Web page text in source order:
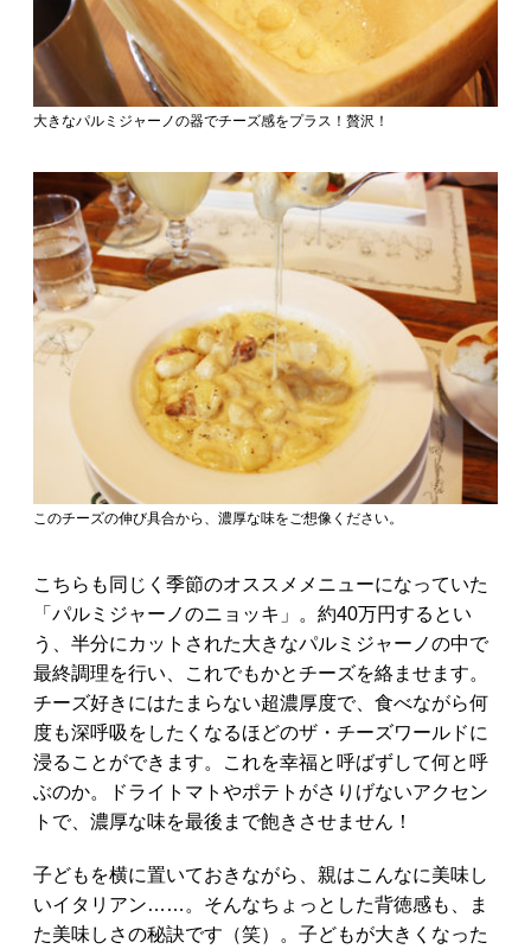
大きなパルミジャーノの器でチーズ感をプラス！贅沢！
このチーズの伸び具合から、濃厚な味をご想像ください。
こちらも同じく季節のオススメメニューになっていた
「パルミジャーノのニョッキ」。約40万円するとい
う、半分にカットされた大きなパルミジャーノの中で
最終調理を行い、これでもかとチーズを絡ませます。
チーズ好きにはたまらない超濃厚度で、食べながら何
度も深呼吸をしたくなるほどのザ・チーズワールドに
浸ることができます。これを幸福と呼ばずして何と呼
ぶのか。ドライトマトやポテトがさりげないアクセン
トで、濃厚な味を最後まで飽きさせません！
子どもを横に置いておきながら、親はこんなに美味し
いイタリアン……。そんなちょっとした背徳感も、ま
た美味しさの秘訣です（笑）。子どもが大きくなった